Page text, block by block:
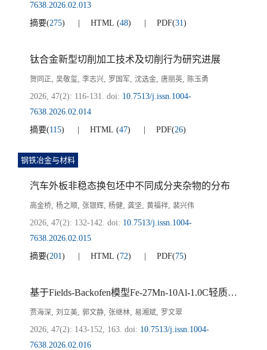
7638.2026.02.013
摘要(275) HTML (48) PDF(31)
钛合金新型切削加工技术及切削行为研究进展
贺同正, 吴敬玺, 李志兴, 罗国军, 沈选金, 唐丽英, 陈玉勇
2026, 47(2): 116-131. doi: 10.7513/j.issn.1004-
7638.2026.02.014
摘要(115) HTML (47) PDF(26)
钢铁冶金与材料
汽车外板非稳态换包坯中不同成分夹杂物的分布
高金桥, 杨之顺, 张银辉, 杨健, 龚坚, 黄福祥, 裴兴伟
2026, 47(2): 132-142. doi: 10.7513/j.issn.1004-
7638.2026.02.015
摘要(201) HTML (72) PDF(75)
基于Fields-Backofen模型Fe-27Mn-10Al-1.0C轻质钢高温流动行为的本构建模
贾海深, 刘立美, 郭文静, 张继林, 易湘斌, 罗文翠
2026, 47(2): 143-152, 163. doi: 10.7513/j.issn.1004-
7638.2026.02.016